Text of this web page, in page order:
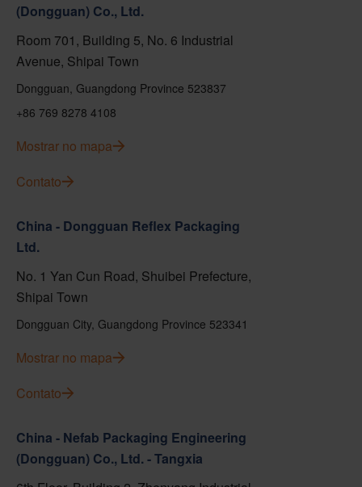
(Dongguan) Co., Ltd.
Room 701, Building 5, No. 6 Industrial
Avenue, Shipai Town
Dongguan, Guangdong Province 523837
+86 769 8278 4108
Mostrar no mapa
Contato
China - Dongguan Reflex Packaging
Ltd.
No. 1 Yan Cun Road, Shuibei Prefecture,
Shipai Town
Dongguan City, Guangdong Province 523341
Mostrar no mapa
Contato
China - Nefab Packaging Engineering
(Dongguan) Co., Ltd. - Tangxia